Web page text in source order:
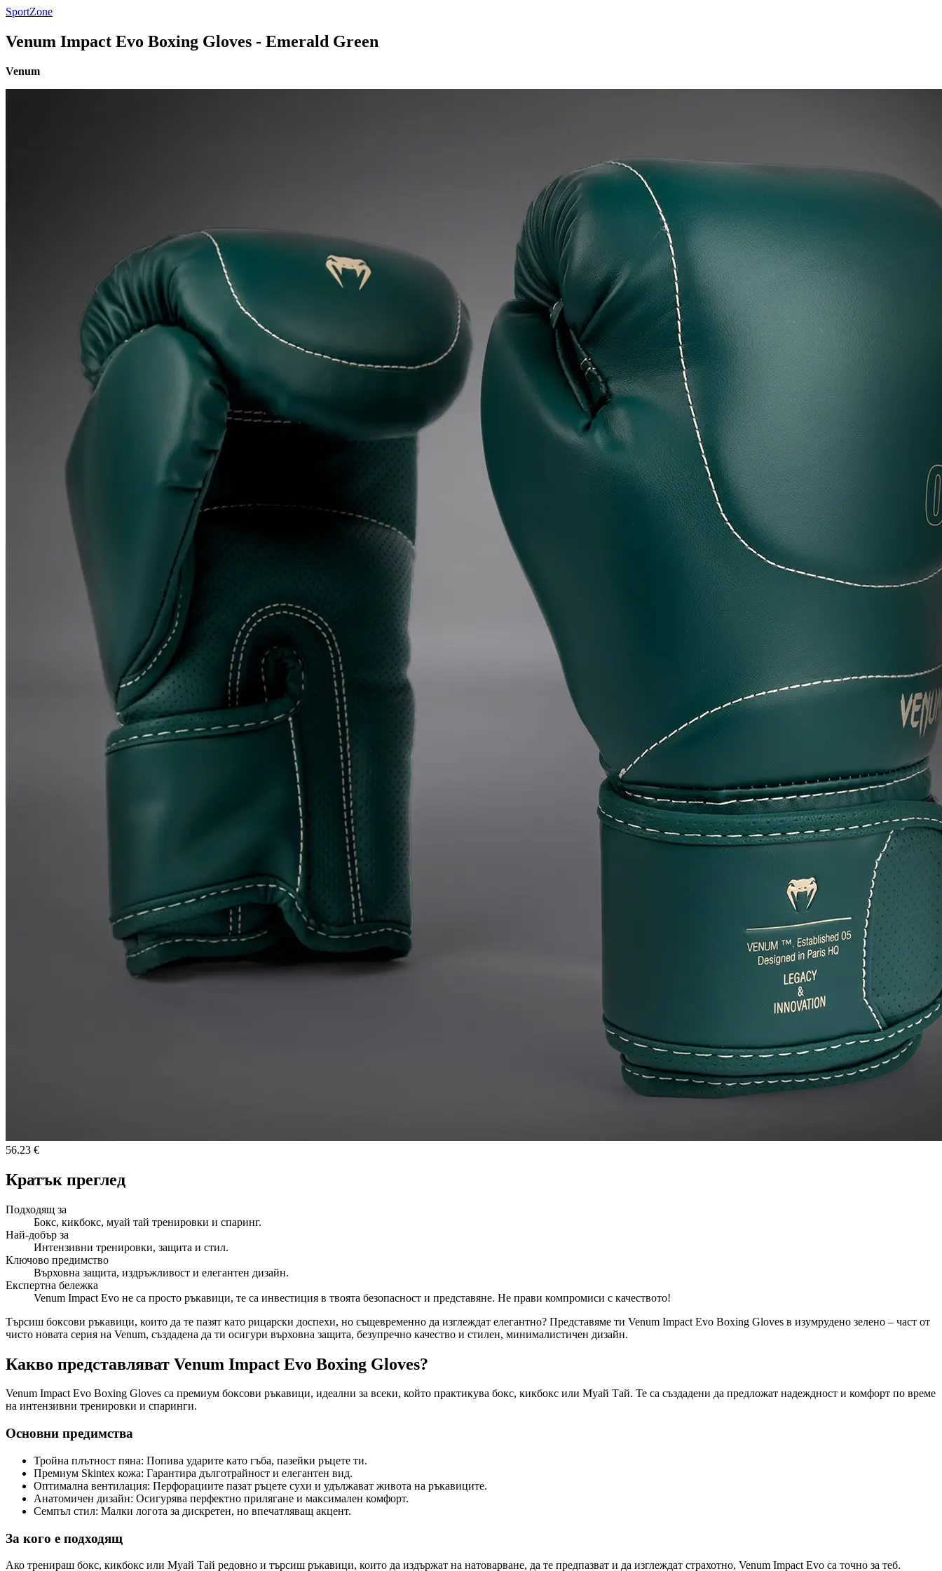
SportZone
Venum Impact Evo Boxing Gloves - Emerald Green
Venum
56.23 €
Кратък преглед
Подходящ за
Бокс, кикбокс, муай тай тренировки и спаринг.
Най-добър за
Интензивни тренировки, защита и стил.
Ключово предимство
Върховна защита, издръжливост и елегантен дизайн.
Експертна бележка
Venum Impact Evo не са просто ръкавици, те са инвестиция в твоята безопасност и представяне. Не прави компромиси с качеството!
Търсиш боксови ръкавици, които да те пазят като рицарски доспехи, но същевременно да изглеждат елегантно? Представяме ти Venum Impact Evo Boxing Gloves в изумрудено зелено – част от
чисто новата серия на Venum, създадена да ти осигури върховна защита, безупречно качество и стилен, минималистичен дизайн.
Какво представляват Venum Impact Evo Boxing Gloves?
Venum Impact Evo Boxing Gloves са премиум боксови ръкавици, идеални за всеки, който практикува бокс, кикбокс или Муай Тай. Те са създадени да предложат надеждност и комфорт по време
на интензивни тренировки и спаринги.
Основни предимства
Тройна плътност пяна: Попива ударите като гъба, пазейки ръцете ти.
Премиум Skintex кожа: Гарантира дълготрайност и елегантен вид.
Оптимална вентилация: Перфорациите пазат ръцете сухи и удължават живота на ръкавиците.
Анатомичен дизайн: Осигурява перфектно прилягане и максимален комфорт.
Семпъл стил: Малки логота за дискретен, но впечатляващ акцент.
За кого е подходящ
Ако тренираш бокс, кикбокс или Муай Тай редовно и търсиш ръкавици, които да издържат на натоварване, да те предпазват и да изглеждат страхотно, Venum Impact Evo са точно за теб.